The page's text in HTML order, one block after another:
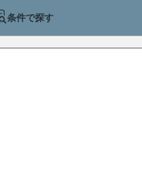
条件で探す